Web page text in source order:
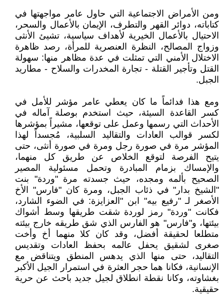
ومن الأمراض الاجتماعية التي حاول عامر مواجهتها في
كتاباته، دوائر القهر والتطرف، الإيمان بالأعمال والسحر،
الاحتيال بالأعمال الخيرية لأهداف سياسية، تشيئ الأنثى
وزواج المصالح، النظرة العنصرية للمرأة، رصد ظاهرة
الاختلال الأمني التي تمثلت في عدة مظاهر منها: سهولة
القتل وتأجير القتلة - تجارة المخدرات والسلاح - مطاريد
الجبل.
ومع هذا فدائماً ما كان يعطي عامر مؤشر للأمل في
كسر القاعدة السيئة، حيث استخدم بوصلة آماله في
الأحداث التي رسمها وعمل على توقعها، مشيراً بمؤشرها
لكسر قوالب العادات والتقاليد السلبية، مُجسداً لهذا
المؤشر مرة في صورة رجل ومرة في صورة أنثى، حتى
يتيح الفرصة لتوقع الخلاص عن طريق كل منهما،
والإمساك بزمام المبادرة وتحمل مسئولية المصير
الصحيح بألمه ومجده، حيث جسدته مرة "وردة" بنت
"الشيخ بدار" في ذئاب الجبل، ومرة كان "فارس" الأخ
الأصغر لـ "رفيع بيه" ابن "العزايزة: في الضوء الشارد،
فكانت "وردة" رمز لوردة شقت طريقها وسط أشواك
بيئتها، و"فارس" هو الفارس الذي شق طريقه خارج بيئته
متطلعا لحقيقة أفضل، وقد كان كلا منهما أخ وأخت
صغرى لشقيق يحفل عالمه بحفظ العادات وتقديس
التقاليد، حتى منها الذي يدهس المنطق ويتناقض مع
الإنسانية، فكانا هما حجر العثرة في استمرار الجيل الأكبر
بغشاوته، وكانا نقطة انطلاق لجيل جديد باحث عن حرية
حقيقية.